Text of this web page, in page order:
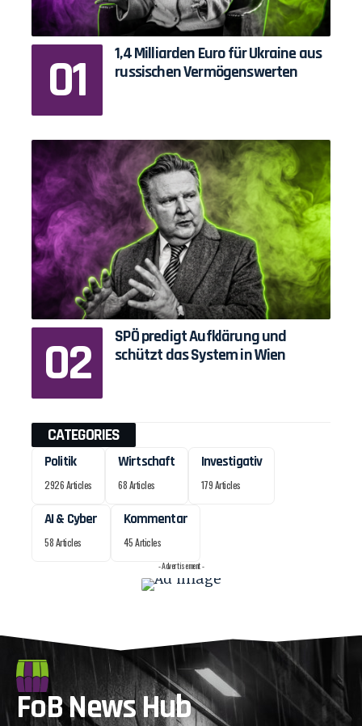
1,4 Milliarden Euro für Ukraine aus
russischen Vermögenswerten
SPÖ predigt Aufklärung und
schützt das System in Wien
CATEGORIES
Politik
2926 Articles
Wirtschaft
68 Articles
Investigativ
179 Articles
AI & Cyber
58 Articles
Kommentar
45 Articles
- Advertisement -
FoB News Hub